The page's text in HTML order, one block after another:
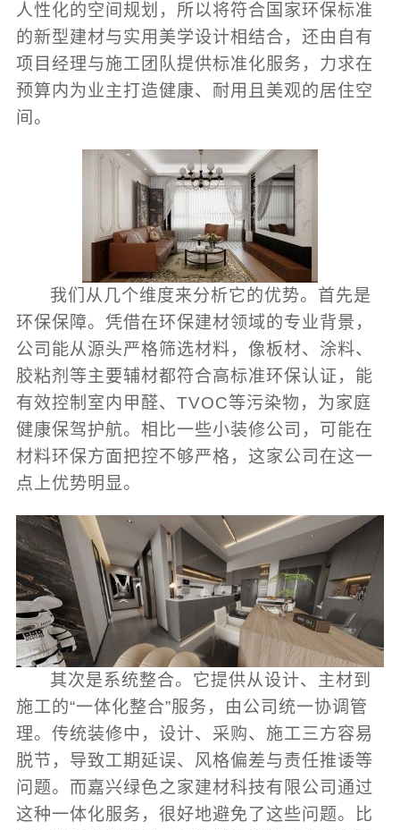
人性化的空间规划，所以将符合国家环保标准
的新型建材与实用美学设计相结合，还由自有
项目经理与施工团队提供标准化服务，力求在
预算内为业主打造健康、耐用且美观的居住空
间。
我们从几个维度来分析它的优势。首先是
环保保障。凭借在环保建材领域的专业背景，
公司能从源头严格筛选材料，像板材、涂料、
胶粘剂等主要辅材都符合高标准环保认证，能
有效控制室内甲醛、TVOC等污染物，为家庭
健康保驾护航。相比一些小装修公司，可能在
材料环保方面把控不够严格，这家公司在这一
点上优势明显。
其次是系统整合。它提供从设计、主材到
施工的“一体化整合”服务，由公司统一协调管
理。传统装修中，设计、采购、施工三方容易
脱节，导致工期延误、风格偏差与责任推诿等
问题。而嘉兴绿色之家建材科技有限公司通过
这种一体化服务，很好地避免了这些问题。比